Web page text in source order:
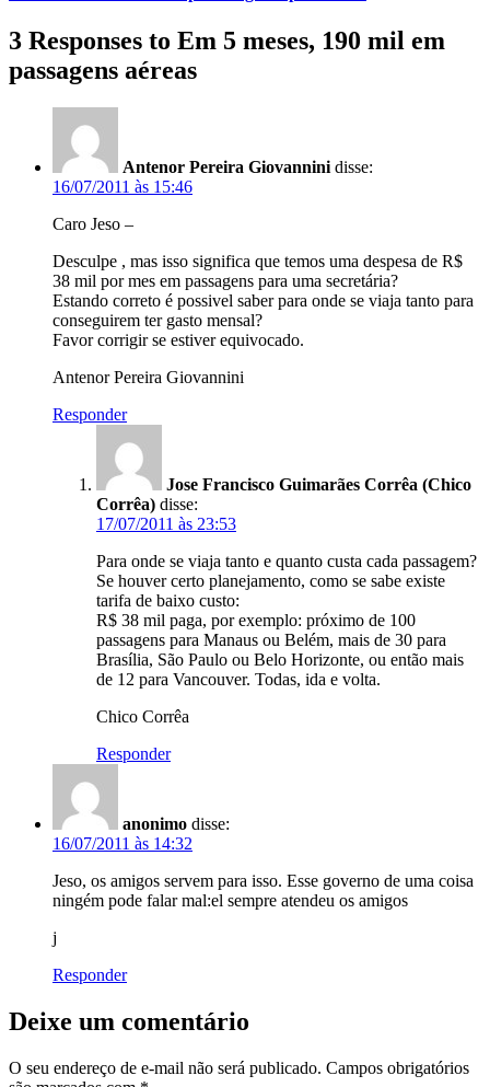
3 Responses to Em 5 meses, 190 mil em
passagens aéreas
Antenor Pereira Giovannini disse:
16/07/2011 às 15:46
Caro Jeso –
Desculpe , mas isso significa que temos uma despesa de R$
38 mil por mes em passagens para uma secretária?
Estando correto é possivel saber para onde se viaja tanto para
conseguirem ter gasto mensal?
Favor corrigir se estiver equivocado.
Antenor Pereira Giovannini
Responder
Jose Francisco Guimarães Corrêa (Chico
Corrêa) disse:
17/07/2011 às 23:53
Para onde se viaja tanto e quanto custa cada passagem?
Se houver certo planejamento, como se sabe existe
tarifa de baixo custo:
R$ 38 mil paga, por exemplo: próximo de 100
passagens para Manaus ou Belém, mais de 30 para
Brasília, São Paulo ou Belo Horizonte, ou então mais
de 12 para Vancouver. Todas, ida e volta.
Chico Corrêa
Responder
anonimo disse:
16/07/2011 às 14:32
Jeso, os amigos servem para isso. Esse governo de uma coisa
ningém pode falar mal:el sempre atendeu os amigos
j
Responder
Deixe um comentário
O seu endereço de e-mail não será publicado. Campos obrigatórios